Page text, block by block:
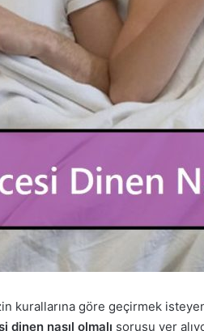
kurallarına göre geçirmek
dinen nasıl olmalı sorusu yer